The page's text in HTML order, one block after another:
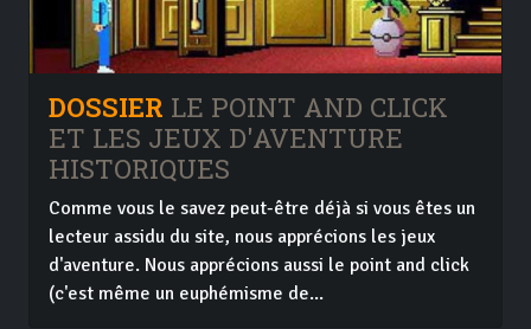
DOSSIER LE POINT AND CLICK
ET LES JEUX D'AVENTURE
HISTORIQUES
Comme vous le savez peut-être déjà si vous êtes un
lecteur assidu du site, nous apprécions les jeux
d'aventure. Nous apprécions aussi le point and click
(c'est même un euphémisme de...